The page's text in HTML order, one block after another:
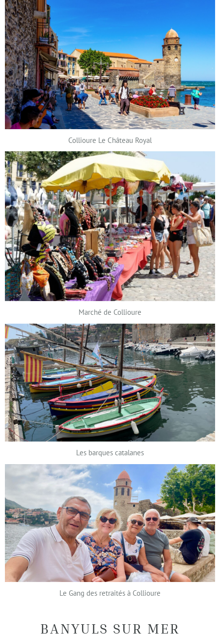
Collioure Le Château Royal
Marché de Collioure
Les barques catalanes
Le Gang des retraités à Collioure
BANYULS SUR MER